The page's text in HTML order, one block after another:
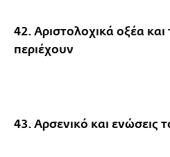
42. Αριστολοχικά οξέα
περιέχουν
43. Αρσενικό και ενώσεις